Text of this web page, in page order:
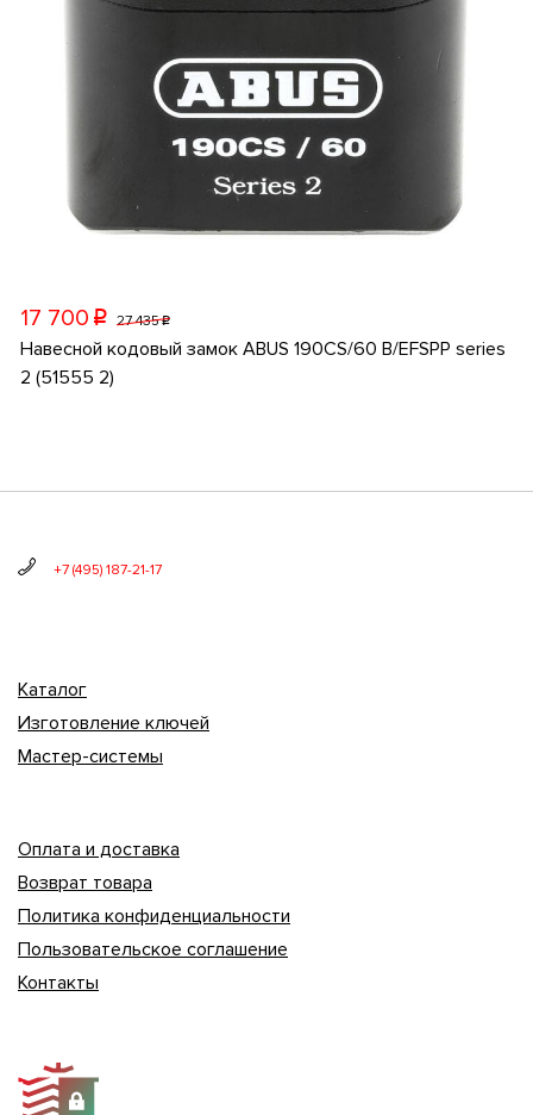
17 700 p 27 435p
Навесной кодовый замок ABUS 190CS/60 B/EFSPP series
2 (51555 2)
+7 (495) 187-21-17
Каталог
Изготовление ключей
Мастер-системы
Оплата и доставка
Возврат товара
Политика конфиденциальности
Пользовательское соглашение
Контакты